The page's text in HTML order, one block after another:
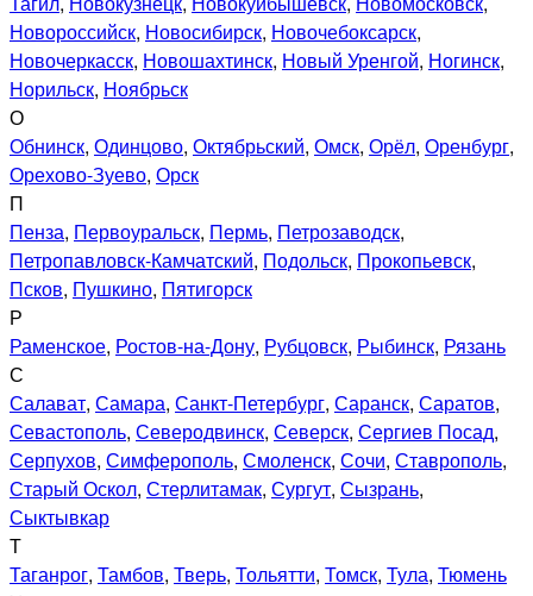
Новороссийск, Новосибирск, Новочебоксарск,
Новочеркасск, Новошахтинск, Новый Уренгой, Ногинск,
Норильск, Ноябрьск
О
Обнинск, Одинцово, Октябрьский, Омск, Орёл, Оренбург,
Орехово-Зуево, Орск
П
Пенза, Первоуральск, Пермь, Петрозаводск,
Петропавловск-Камчатский, Подольск, Прокопьевск,
Псков, Пушкино, Пятигорск
Р
Раменское, Ростов-на-Дону, Рубцовск, Рыбинск, Рязань
С
Салават, Самара, Санкт-Петербург, Саранск, Саратов,
Севастополь, Северодвинск, Северск, Сергиев Посад,
Серпухов, Симферополь, Смоленск, Сочи, Ставрополь,
Старый Оскол, Стерлитамак, Сургут, Сызрань,
Сыктывкар
Т
Таганрог, Тамбов, Тверь, Тольятти, Томск, Тула, Тюмень